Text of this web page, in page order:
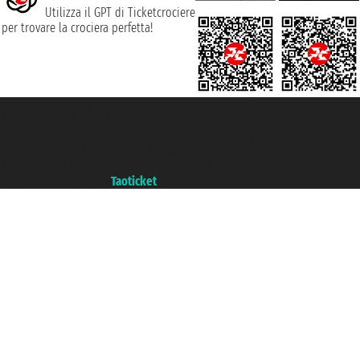
Utilizza il GPT di Ticketcrociere
per trovare la crociera perfetta!
Taoticket